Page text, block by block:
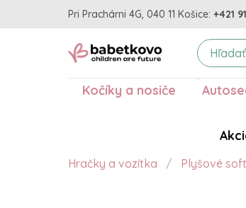
Pri Prachárni 4G, 040 11 Košice: +421
Kočíky a nosiče
Hračky a vozítka Plyšové